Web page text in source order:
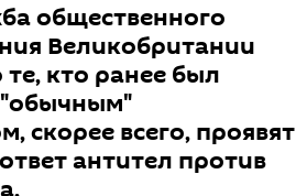
общественного
Великобритании
кто ранее был
скорее всего, проявят
антител против